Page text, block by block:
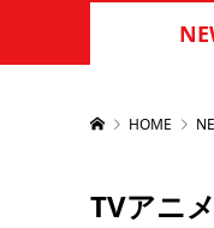
HOME
TVアニ